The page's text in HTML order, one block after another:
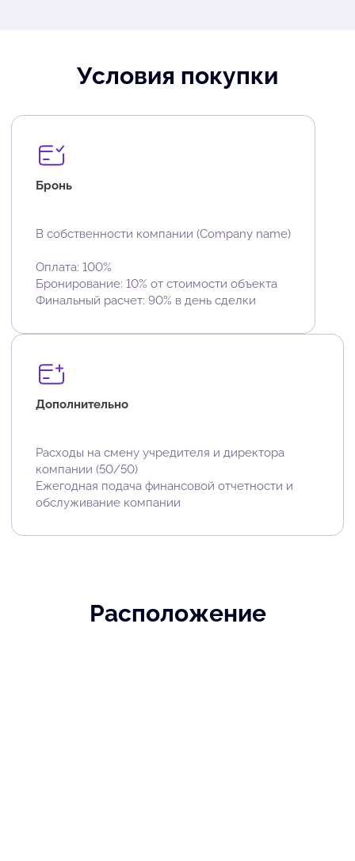
Условия покупки
Бронь
В собственности компании (Company name)
Оплата: 100%
Бронирование: 10% от стоимости объекта
Финальный расчет: 90% в день сделки
Дополнительно
Расходы на смену учредителя и директора
компании (50/50)
Ежегодная подача финансовой отчетности и
обслуживание компании
Расположение